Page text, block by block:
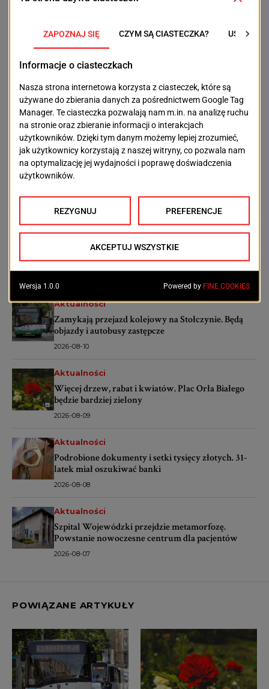
Przypominamy, że poza żywnością i środkami
czystości powodzianie obecnie potrzebują także
następujących rzeczy: wiadra, mopy, łopaty do
ścierki, elektronika – powerbanki, latarki, koce i
śpiwory. Żegluga Szczecińska jako organizator zbiórki
w Netto Arenie apeluje także o każdą ilość kartonów,
foli stretch oraz europalet, które usprawnią
pakowanie i transport darów.
POPRZEDNI TEKST
Na Matejki znowu
pasy ruchu
NASTĘPNY TEKST
Niebawem odbędą się
Młodzieżowej Rady
Aktualności
Zamykają przejazd kolejowy na Stołczynie. Będą
objazdy i autobusy zastępcze
2026-08-10
Aktualności
Więcej drzew, rabat i kwiatów. Plac Orła Białego
będzie bardziej zielony
2026-08-09
Aktualności
Podrobione dokumenty i setki tysięcy złotych. 31-
latek miał oszukiwać banki
2026-08-08
Aktualności
Szpital Wojewódzki przejdzie metamorfozę.
Powstanie nowoczesne centrum dla pacjentów
2026-08-07
POWIĄZANE ARTYKUŁY